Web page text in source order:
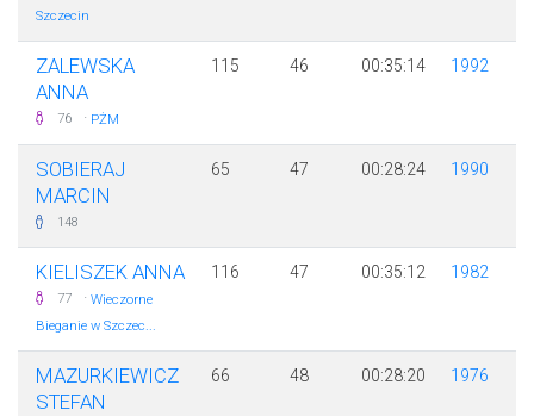
Szczecin
ZALEWSKA
ANNA
76 · PŻM
115 46 00:35:14 1992
SOBIERAJ
MARCIN
148
65 47 00:28:24 1990
KIELISZEK ANNA
77 · Wieczorne
Bieganie w Szczec...
116 47 00:35:12 1982
MAZURKIEWICZ
STEFAN
66 48 00:28:20 1976